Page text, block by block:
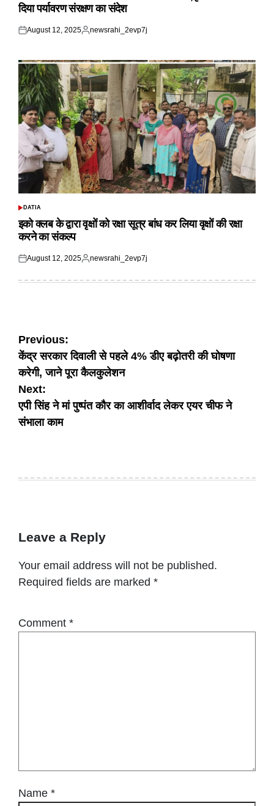
दिया पर्यावरण संरक्षण का संदेश
Posted
August 12, 2025
Posted
newsrahi_2evp7j
POSTED
DATIA
इको क्लब के द्वारा वृक्षों को रक्षा सूत्र बांध कर लिया वृक्षों की रक्षा
करने का संकल्प
Posted
August 12, 2025
Posted
newsrahi_2evp7j
Post
navigation
Previous:
केंद्र सरकार दिवाली से पहले 4% डीए बढ़ोतरी की घोषणा
करेगी, जाने पूरा कैलकुलेशन
Next:
एपी सिंह ने मां पुष्पंत कौर का आशीर्वाद लेकर एयर चीफ ने
संभाला काम
Leave a Reply
Your email address will not be published.
Required fields are marked *
Comment *
Name *